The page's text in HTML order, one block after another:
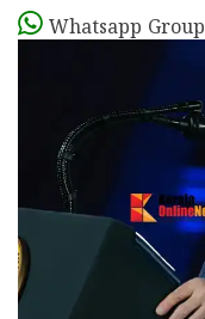
Whatsapp Group